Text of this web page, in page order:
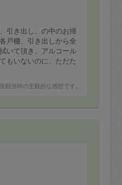
引き出し、の中のお掃
戸棚、引き出しから全
いて頂き、アルコール
もいないのに、ただた
ない私でも少しは捨て
頼当時の主観的な感想です。